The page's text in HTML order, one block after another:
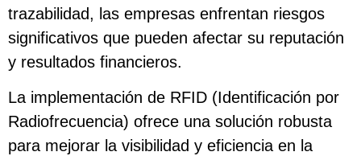
trazabilidad, las empresas enfrentan riesgos
significativos que pueden afectar su reputación
y resultados financieros.
La implementación de RFID (Identificación por
Radiofrecuencia) ofrece una solución robusta
para mejorar la visibilidad y eficiencia en la